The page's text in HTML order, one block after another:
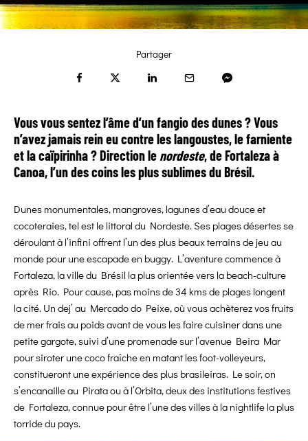
Partager
Vous vous sentez l’âme d’un fangio des dunes ? Vous
n’avez jamais rein eu contre les langoustes, le farniente
et la caïpirinha ? Direction le nordeste, de Fortaleza à
Canoa, l’un des coins les plus sublimes du Brésil.
Dunes monumentales, mangroves, lagunes d’eau douce et
cocoteraies, tel est le littoral du Nordeste. Ses plages désertes se
déroulant à l’infini offrent l’un des plus beaux terrains de jeu au
monde pour une escapade en buggy. L’aventure commence à
Fortaleza, la ville du Brésil la plus orientée vers la beach-culture
après Rio. Pour cause, pas moins de 34 kms de plages longent
la cité. Un dej’ au Mercado do Peixe, où vous achèterez vos fruits
de mer frais au poids avant de vous les faire cuisiner dans une
petite gargote, suivi d’une promenade sur l’avenue Beira Mar
pour siroter une coco fraîche en matant les foot-volleyeurs,
constitueront une expérience des plus brasileiras. Le soir, on
s’encanaille au Pirata ou à l’Orbita, deux des institutions festives
de Fortaleza, connue pour être l’une des villes à la nightlife la plus
torride du pays.